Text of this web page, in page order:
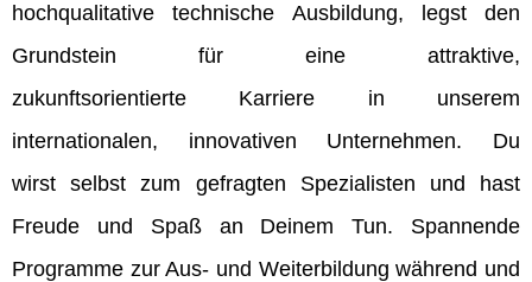
hochqualitative technische Ausbildung, legst den
Grundstein für eine attraktive,
zukunftsorientierte Karriere in unserem
internationalen, innovativen Unternehmen. Du
wirst selbst zum gefragten Spezialisten und hast
Freude und Spaß an Deinem Tun. Spannende
Programme zur Aus- und Weiterbildung während und